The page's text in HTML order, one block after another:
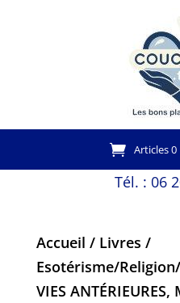
Articles 0
Tél. : 06
Accueil / Livres /
Esotérisme/
VIES ANTÉRIEURES,